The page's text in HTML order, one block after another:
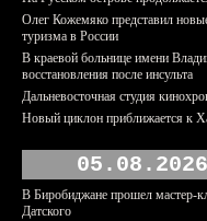
Олег Кожемяко представил
туризма в России
В краевой больнице имени
восстановления после инсульта
Дальневосточная студия
Новый циклон приближается к
05.08.2026
В Биробиджане прошел мастер-
Датского